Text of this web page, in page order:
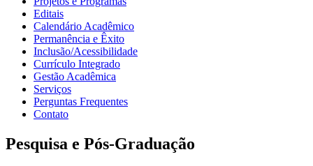
Editais
Calendário Acadêmico
Permanência e Êxito
Inclusão/Acessibilidade
Currículo Integrado
Gestão Acadêmica
Serviços
Perguntas Frequentes
Contato
Pesquisa e Pós-Graduação